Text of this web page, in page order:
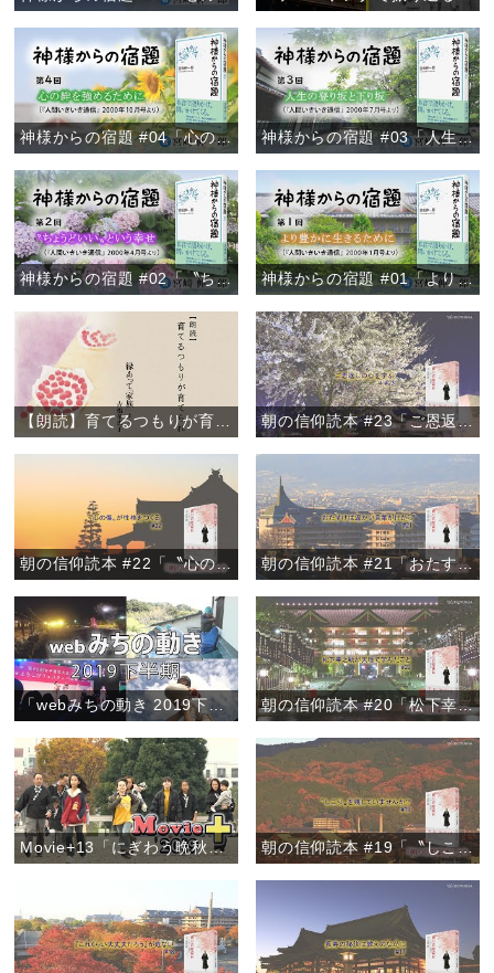
神様からの宿題 #04「心の絆を強めるために」 神様からの宿題 #03「人生の登り坂と下り坂」
神様からの宿題 #02「〝ちょうどいい〟という幸せ」 神様からの宿題 #01「より豊かに生きるために」
【朗読】育てるつもりが育てられ 『縁あって「家族」』より 朝の信仰読本 #23「ご恩返しの心を学ぶ」
朝の信仰読本 #22「〝心の傷〟が性格をつくる」 朝の信仰読本 #21「おたすけは温かい言葉がけから」
「webみちの動き 2019下半期」 朝の信仰読本 #20「松下幸之助が天理で学んだこと」
Movie+13「にぎわう晩秋のおやさと」 朝の信仰読本 #19「〝しこり〟を残していませんか？」